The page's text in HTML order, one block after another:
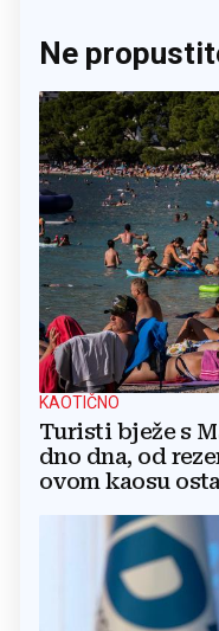
Ne
KAOTIČNO
Turisti bježe s
dno dna, od
ovom kaosu